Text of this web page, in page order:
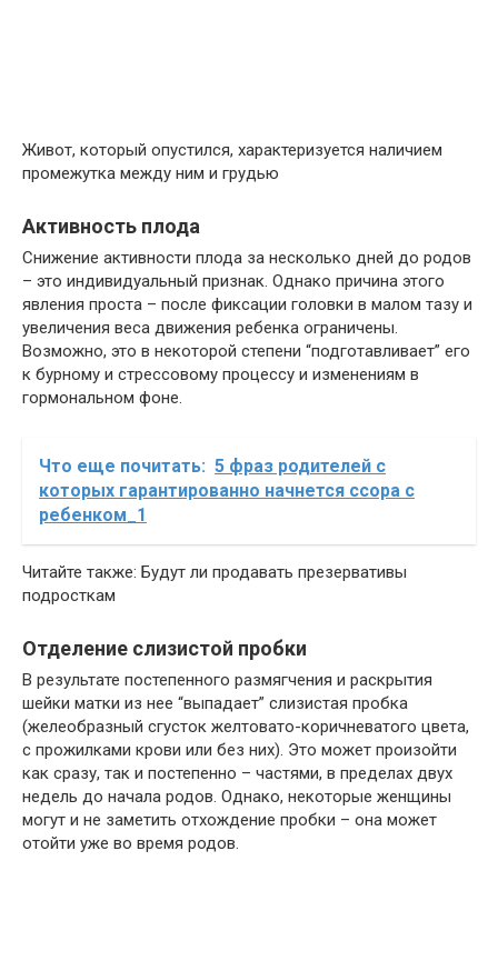
Живот, который опустился, характеризуется наличием
промежутка между ним и грудью
Активность плода
Снижение активности плода за несколько дней до родов
– это индивидуальный признак. Однако причина этого
явления проста – после фиксации головки в малом тазу и
увеличения веса движения ребенка ограничены.
Возможно, это в некоторой степени “подготавливает” его
к бурному и стрессовому процессу и изменениям в
гормональном фоне.
Что еще почитать: 5 фраз родителей с
которых гарантированно начнется ссора с
ребенком_1
Читайте также: Будут ли продавать презервативы
подросткам
Отделение слизистой пробки
В результате постепенного размягчения и раскрытия
шейки матки из нее “выпадает” слизистая пробка
(желеобразный сгусток желтовато-коричневатого цвета,
с прожилками крови или без них). Это может произойти
как сразу, так и постепенно – частями, в пределах двух
недель до начала родов. Однако, некоторые женщины
могут и не заметить отхождение пробки – она может
отойти уже во время родов.